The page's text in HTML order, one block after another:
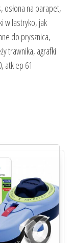
osłona na parapet,
w lastryko, jak
do prysznica,
trawnika, agrafki
atk ep 61